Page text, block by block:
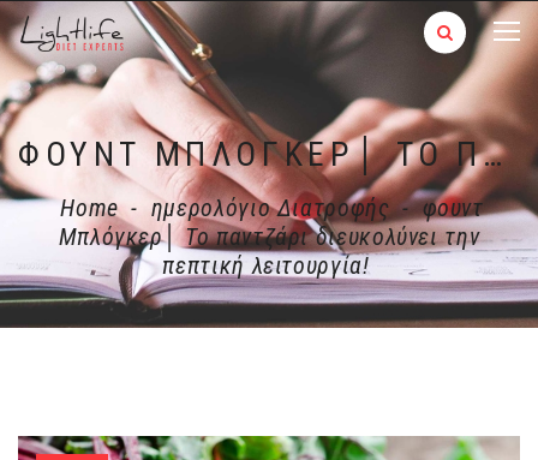
ΦΟΥΝΤ ΜΠΛΌΓΚΕΡ│ ΤΟ ΠΑΝΤΖΆΡΙ ΔΙΕΥΚΟΛΎΝΕΙ ΤΗΝ ΠΕΠΤΙΚΉ ΛΕΙΤΟΥΡΓΊΑ!
Home - ημερολόγιο Διατροφής - φουντ
Μπλόγκερ│ Το παντζάρι διευκολύνει την
πεπτική λειτουργία!